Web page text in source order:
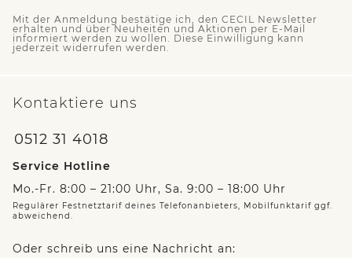
Mit der Anmeldung bestätige ich, den CECIL Newsletter
erhalten und über Neuheiten und Aktionen per E-Mail
informiert werden zu wollen. Diese Einwilligung kann
jederzeit widerrufen werden.
Kontaktiere uns
0512 31 4018
Service Hotline
Mo.-Fr. 8:00 – 21:00 Uhr, Sa. 9:00 – 18:00 Uhr
Regulärer Festnetztarif deines Telefonanbieters, Mobilfunktarif ggf.
abweichend.
Oder schreib uns eine Nachricht an: